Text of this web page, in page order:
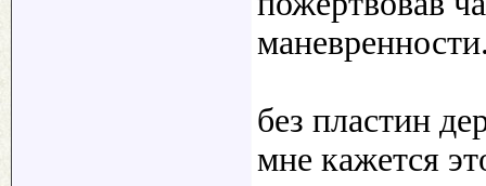
без пластин
мне кажется